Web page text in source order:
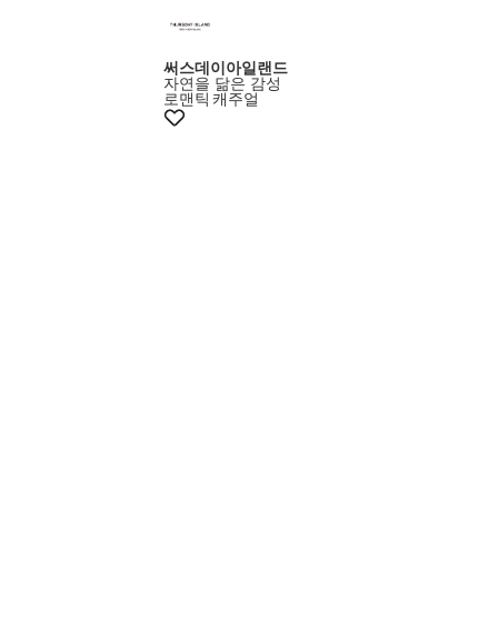
써스데이아일랜드
자연을 닮은 감성
로맨틱 캐주얼